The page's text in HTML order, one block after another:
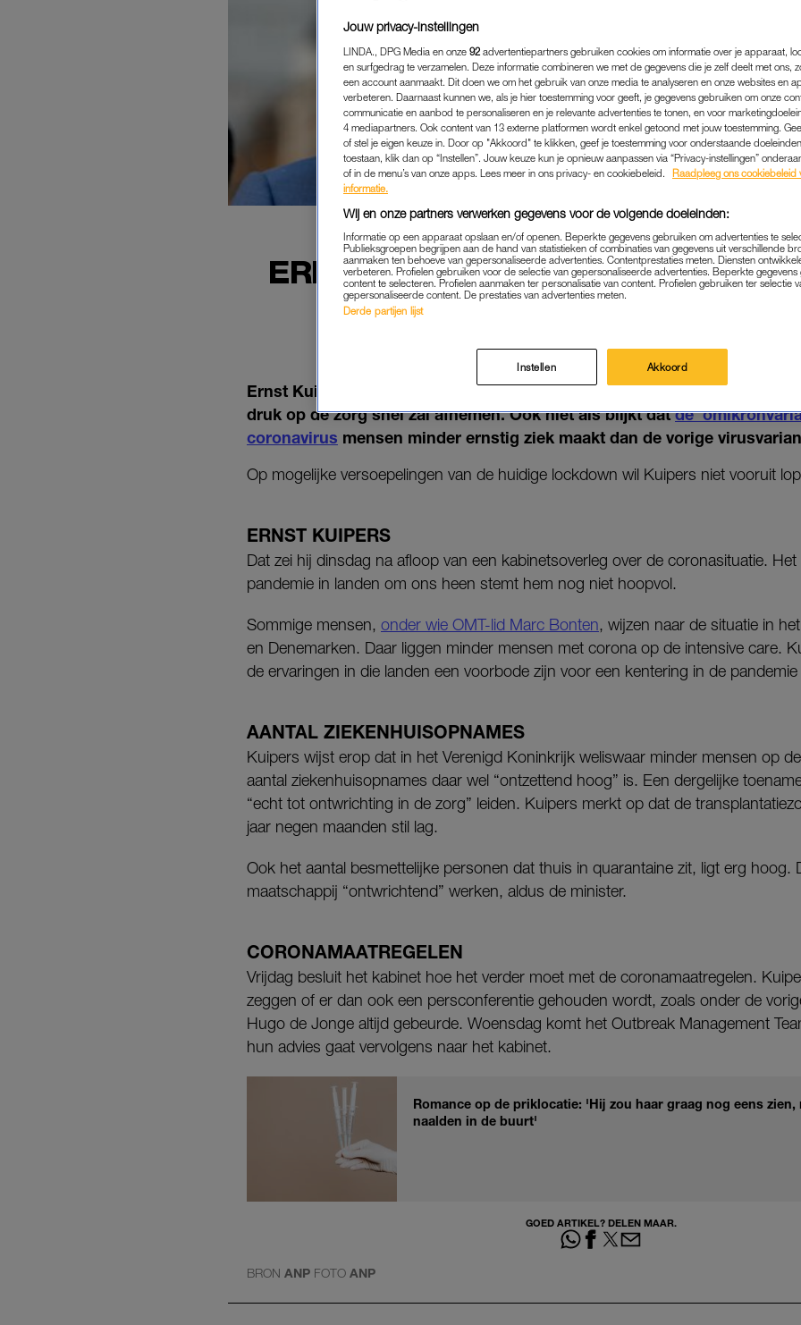
ERNST KUIPERS IS NOG NIET
OVER EEN MILDER VERLOOP
BINNENLAND|LINDA.
11-01-2022 | ANNA NEELTJE DE BOER
Ernst Kuipers, onze nieuwe minister van Volksgezondheid, is er nog
druk op de zorg snel zal afnemen. Ook niet als blijkt datde
coronavirus mensen minder ernstig ziek maakt dan de vorige
Op mogelijke versoepelingen van de huidige lockdown wil Kuipers niet vooruit
ERNST KUIPERS
Dat zei hij dinsdag na afloop van een kabinetsoverleg over de coronasituatie.
pandemie in landen om ons heen stemt hem nog niet hoopvol.
Sommige mensen, onder wie OMT-lid Marc Bonten, wijzen naar de situatie in
en Denemarken. Daar liggen minder mensen met corona op de intensive care.
de ervaringen in die landen een voorbode zijn voor een kentering in de pandemie
AANTAL ZIEKENHUISOPNAMES
Kuipers wijst erop dat in het Verenigd Koninkrijk weliswaar minder mensen op
aantal ziekenhuisopnames daar wel “ontzettend hoog” is. Een dergelijke
“echt tot ontwrichting in de zorg” leiden. Kuipers merkt op dat de
jaar negen maanden stil lag.
Ook het aantal besmettelijke personen dat thuis in quarantaine zit, ligt erg hoog.
maatschappij “ontwrichtend” werken, aldus de minister.
CORONAMAATREGELEN
Vrijdag besluit het kabinet hoe het verder moet met de coronamaatregelen.
zeggen of er dan ook een persconferentie gehouden wordt, zoals onder de
Hugo de Jonge altijd gebeurde. Woensdag komt het Outbreak Management
hun advies gaat vervolgens naar het kabinet.
Romance op de priklocatie: 'Hij zou haar graag nog eens zien,
naalden in de buurt'
GOED ARTIKEL? DELEN MAAR.
BRON ANP FOTO ANP
Jouw privacy-instellingen
LINDA., DPG Media en onze 92 advertentiepartners gebruiken cookies om informatie over je apparaat,
en surfgedrag te verzamelen. Deze informatie combineren we met de gegevens die je zelf deelt met ons,
een account aanmaakt. Dit doen we om het gebruik van onze media te analyseren en onze websites en
verbeteren. Daarnaast kunnen we, als je hier toestemming voor geeft, je gegevens gebruiken om onze
communicatie en aanbod te personaliseren en je relevante advertenties te tonen, en voor
4 mediapartners. Ook content van 13 externe platformen wordt enkel getoond met jouw toestemming.
of stel je eigen keuze in. Door op "Akkoord" te klikken, geef je toestemming voor onderstaande
toestaan, klik dan op “Instellen”. Jouw keuze kun je opnieuw aanpassen via “Privacy-instellingen”
of in de menu’s van onze apps. Lees meer in ons privacy- en cookiebeleid.
Raadpleeg ons cookiebeleid
informatie.
Wij en onze partners verwerken gegevens voor de volgende doeleinden:
Informatie op een apparaat opslaan en/of openen. Beperkte gegevens gebruiken om advertenties te
Publieksgroepen begrijpen aan de hand van statistieken of combinaties van gegevens uit verschillende
aanmaken ten behoeve van gepersonaliseerde advertenties. Contentprestaties meten. Diensten
verbeteren. Profielen gebruiken voor de selectie van gepersonaliseerde advertenties. Beperkte
content te selecteren. Profielen aanmaken ter personalisatie van content. Profielen gebruiken ter selectie
gepersonaliseerde content. De prestaties van advertenties meten.
Derde partijen lijst
Instellen Akkoord